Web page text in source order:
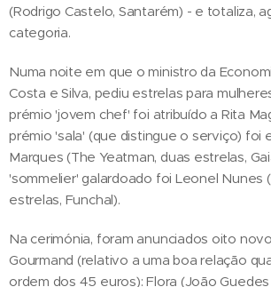
(Rodrigo Castelo, Santarém) - e totaliza,
categoria.
Numa noite em que o ministro da
Costa e Silva, pediu estrelas para
prémio 'jovem chef' foi atribuído a Rita
prémio 'sala' (que distingue o serviço) foi
Marques (The Yeatman, duas estrelas,
'sommelier' galardoado foi Leonel Nunes
estrelas, Funchal).
Na cerimónia, foram anunciados oito
Gourmand (relativo a uma boa relação
ordem dos 45 euros): Flora (João Guedes